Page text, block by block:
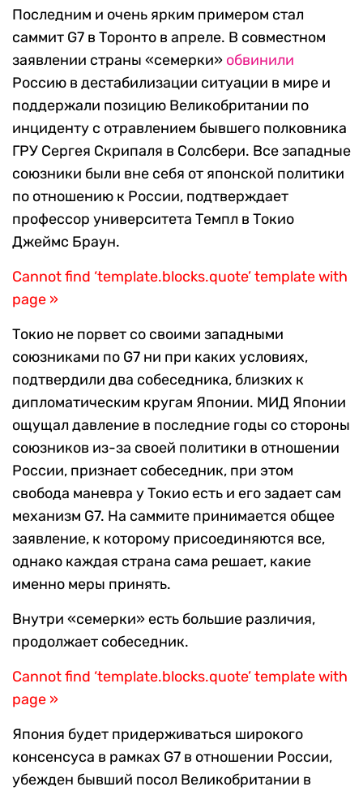
Последним и очень ярким примером стал
саммит G7 в Торонто в апреле. В совместном
заявлении страны «семерки» обвинили
Россию в дестабилизации ситуации в мире и
поддержали позицию Великобритании по
инциденту с отравлением бывшего полковника
ГРУ Сергея Скрипаля в Солсбери. Все западные
союзники были вне себя от японской политики
по отношению к России, подтверждает
профессор университета Темпл в Токио
Джеймс Браун.
Cannot find ‘template.blocks.quote’ template with
page »
Токио не порвет со своими западными
союзниками по G7 ни при каких условиях,
подтвердили два собеседника, близких к
дипломатическим кругам Японии. МИД Японии
ощущал давление в последние годы со стороны
союзников из-за своей политики в отношении
России, признает собеседник, при этом
свобода маневра у Токио есть и его задает сам
механизм G7. На саммите принимается общее
заявление, к которому присоединяются все,
однако каждая страна сама решает, какие
именно меры принять.
Внутри «семерки» есть большие различия,
продолжает собеседник.
Cannot find ‘template.blocks.quote’ template with
page »
Япония будет придерживаться широкого
консенсуса в рамках G7 в отношении России,
убежден бывший посол Великобритании в